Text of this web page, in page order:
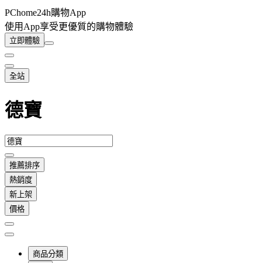
PChome24h購物App
使用App享受更優質的購物體驗
立即體驗
全站
德寶
推薦排序
熱銷度
新上架
價格
商品分類